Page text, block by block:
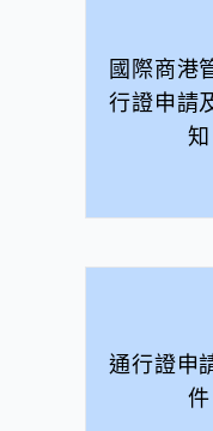
國際商港
行證申請
知
通行證申
件